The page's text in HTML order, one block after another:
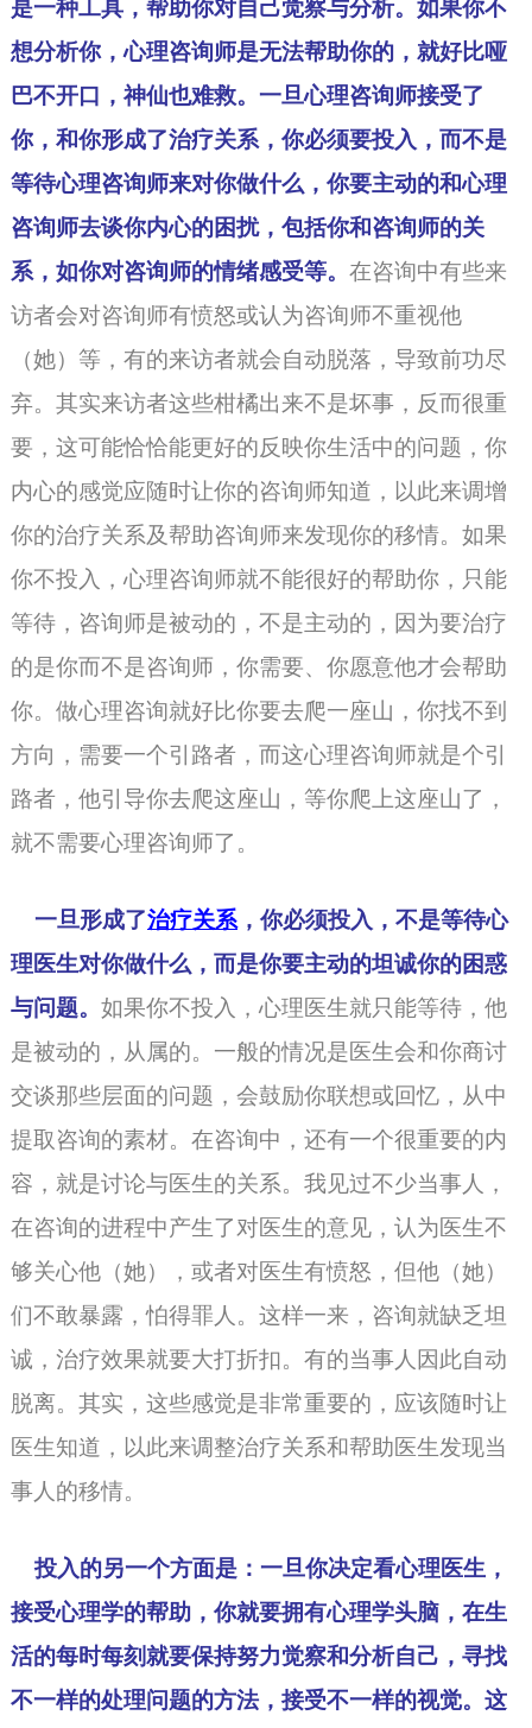
是一种工具，帮助你对自己觉察与分析。如果你不
想分析你，心理咨询师是无法帮助你的，就好比哑
巴不开口，神仙也难救。一旦心理咨询师接受了
你，和你形成了治疗关系，你必须要投入，而不是
等待心理咨询师来对你做什么，你要主动的和心理
咨询师去谈你内心的困扰，包括你和咨询师的关
系，如你对咨询师的情绪感受等。 在咨询中有些来
访者会对咨询师有愤怒或认为咨询师不重视他
（她）等，有的来访者就会自动脱落，导致前功尽
弃。其实来访者这些柑橘出来不是坏事，反而很重
要，这可能恰恰能更好的反映你生活中的问题，你
内心的感觉应随时让你的咨询师知道，以此来调增
你的治疗关系及帮助咨询师来发现你的移情。如果
你不投入，心理咨询师就不能很好的帮助你，只能
等待， 咨询师是被动的，不是主动的，因为要治疗
的是你而不是咨询师，你需要、你愿意他才会帮助
你。做心理咨询就好比你要去爬一座山，你找不到
方向，需要一个引路者，而这心理咨询师就是个引
路者，他引导你去爬这座山，等你爬上这座山了，
就不需要心理咨询师了。
一旦形成了治疗关系，你必须投入，不是等待心
理医生对你做什么，而是你要主动的坦诚你的困惑
与问题。 如果你不投入， 心理医生就只能等待，他
是被动的，从属的。一般的情况是医生会和你商讨
交谈那些层面的问题，会鼓励你联想或回忆，从中
提取咨询的素材。在咨询中，还有一个很重要的内
容，就是讨论与医生的关系。我见过不少当事人，
在咨询的进程中产生了对医生的意见，认为医生不
够关心他（她），或者对医生有愤怒，但他（她）
们不敢暴露，怕得罪人。这样一来，咨询就缺乏坦
诚，治疗效果就要大打折扣。有的当事人因此自动
脱离。其实，这些感觉是非常重要的，应该随时让
医生知道，以此来调整治疗关系和帮助医生发现当
事人的移情。
投入的另一个方面是：一旦你决定看心理医生，
接受心理学的帮助，你就要拥有心理学头脑，在生
活的每时每刻就要保持努力觉察和分析自己，寻找
不一样的处理问题的方法，接受不一样的视觉。这